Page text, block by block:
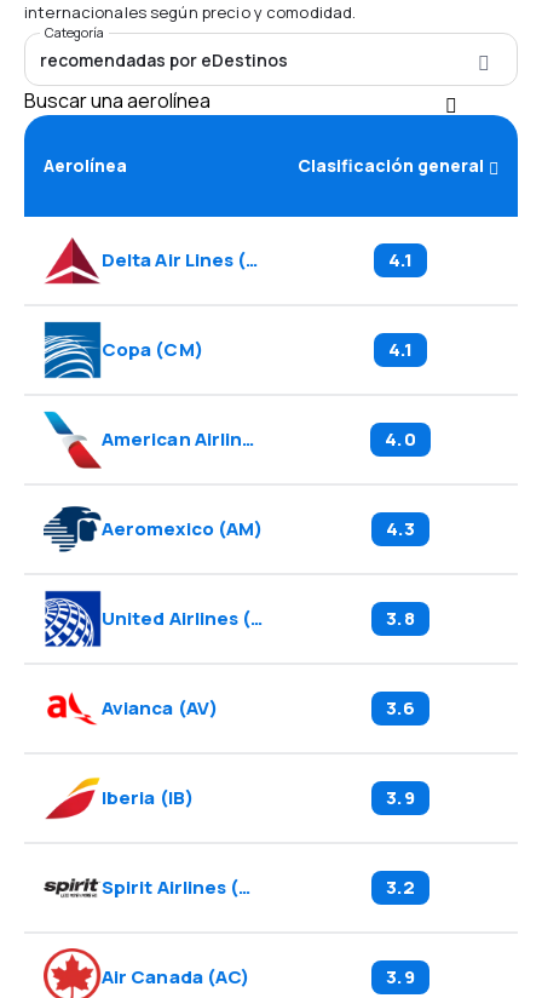
internacionales según precio y comodidad.
Categoría
recomendadas por eDestinos
Buscar una aerolínea
Aerolínea Clasificación general
Delta Air Lines (DL 4.1
Copa (CM) 4.1
American Airlines 4.0
Aeromexico(AM) 4.3
United Airlines (UA 3.8
Avianca (AV) 3.6
Iberia (IB) 3.9
Spirit Airlines (NK 3.2
Air Canada(AC) 3.9